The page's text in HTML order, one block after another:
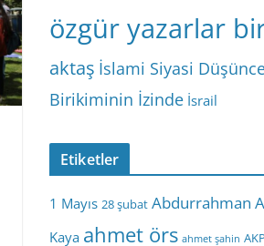
özgür yazarlar
aktaş İslami Siyasi
Birikiminin İzinde İsrail
Etiketler
1 Mayıs 28 şubat Abdurrahman
Kaya ahmet örs ahmet şahin AKP